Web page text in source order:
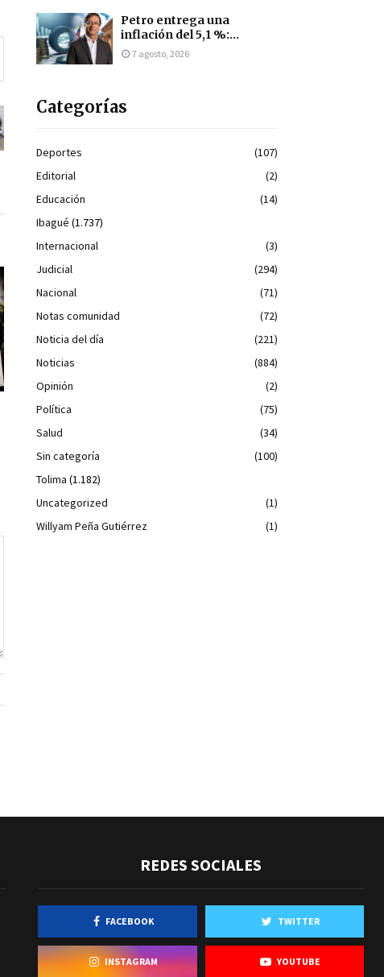
Petro entrega una
inflación del 5,1 %:...
7 agosto, 2026
Categorías
Deportes
(107)
Editorial
(2)
Educación
(14)
Ibagué (1.737)
Internacional
(3)
Judicial
(294)
Nacional
(71)
Notas comunidad
(72)
Noticia del día
(221)
Noticias
(884)
Opinión
(2)
Política
(75)
Salud
(34)
Sin categoría
(100)
Tolima (1.182)
Uncategorized
(1)
Willyam Peña Gutiérrez
(1)
REDES SOCIALES
FACEBOOK TWITTER
INSTAGRAM YOUTUBE